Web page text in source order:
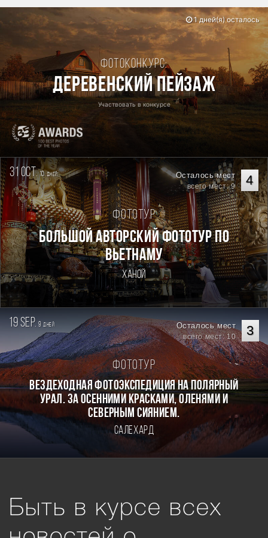
Фотоконкурс:
Деревенский пейзаж
Участвовать в конкурсе
1 дней(я) осталось
31 oct.10дней 4
Осталось мест
всего мест: 9
Фототур
Большой авторский фототур по
Вьетнаму
Ханой
19 sep. 9дней 3
Осталось мест
всего мест: 10
Фототур
Вездеходная фотоэкспедиция на Полярный
Урал. За осенними красками, оленями и
северным сиянием.
Салехард
Быть в курсе всех